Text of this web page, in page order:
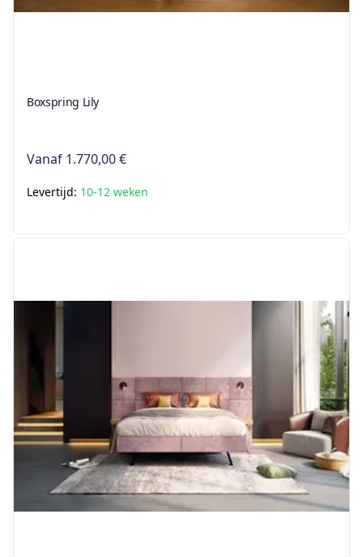
Boxspring Lily
Vanaf 1.770,00 €
Levertijd: 10-12 weken